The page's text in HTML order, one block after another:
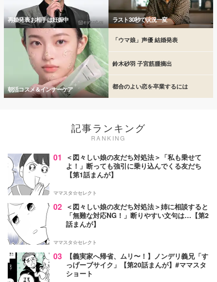
再婚発表 お相手は妊娠中 ラスト30秒で状況一変
朝活コスメ＆インナーケア
「ウマ娘」声優 結婚発表
鈴木砂羽 子宮筋腫摘出
都合のよい恋を卒業するには
記事ランキング
RANKING
01
＜図々しい娘の友だち対処法＞「私も乗せて
よ！」断っても強引に乗り込んでくる友だち
【第1話まんが】
ママスタ☆セレクト
02 ＜図々しい娘の友だち対処法＞姉に相談すると
「無難な対応NG！」断りやすい文句は…【第2
話まんが】
ママスタ☆セレクト
03
【義実家へ帰省、ムリ〜！】ノンデリ義兄「す
っげーブサイク」【第20話まんが】#ママスタ
ショート